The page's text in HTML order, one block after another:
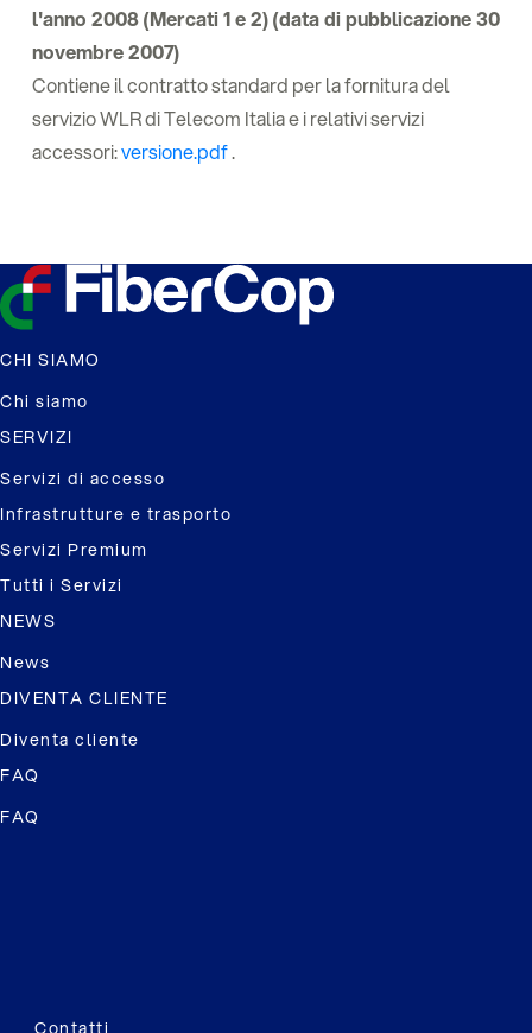
l'anno 2008 (Mercati 1 e 2) (data di pubblicazione 30
novembre 2007)
Contiene il contratto standard per la fornitura del
servizio WLR di Telecom Italia e i relativi servizi
accessori:versione.pdf.
CHI SIAMO
Chi siamo
SERVIZI
Servizi di accesso
Infrastrutture e trasporto
Servizi Premium
Tutti i Servizi
NEWS
News
DIVENTA CLIENTE
Diventa cliente
FAQ
FAQ
Contatti